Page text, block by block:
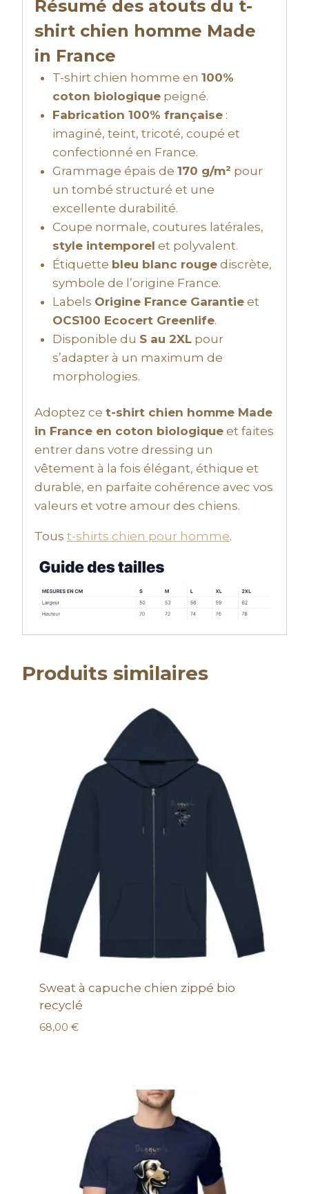
Résumé des atouts du t-
shirt chien homme Made
in France
T-shirt chien homme en 100%
coton biologiquepeigné.
Fabrication 100% française:
imaginé, teint, tricoté, coupé et
confectionné en France.
Grammage épais de 170 g/m² pour
un tombé structuré et une
excellente durabilité.
Coupe normale, coutures latérales,
style intemporel et polyvalent.
Étiquette bleu blanc rougediscrète,
symbole de l’origine France.
Labels Origine France Garantieet
OCS100 Ecocert Greenlife.
Disponible du S au 2XLpour
s’adapter à un maximum de
morphologies.
Adoptez ce t-shirt chien homme Made
in France en coton biologique et faites
entrer dans votre dressing un
vêtement à la fois élégant, éthique et
durable, en parfaite cohérence avec vos
valeurs et votre amour des chiens.
Tous t-shirts chien pour homme.
Produits similaires
Sweat à capuche chien zippé bio
recyclé
68,00 €